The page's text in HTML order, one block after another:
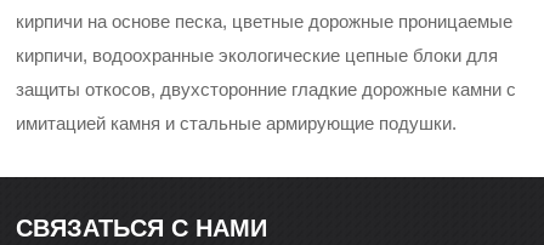
кирпичи на основе песка, цветные дорожные проницаемые
кирпичи, водоохранные экологические цепные блоки для
защиты откосов, двухсторонние гладкие дорожные камни с
имитацией камня и стальные армирующие подушки.
СВЯЗАТЬСЯ С НАМИ